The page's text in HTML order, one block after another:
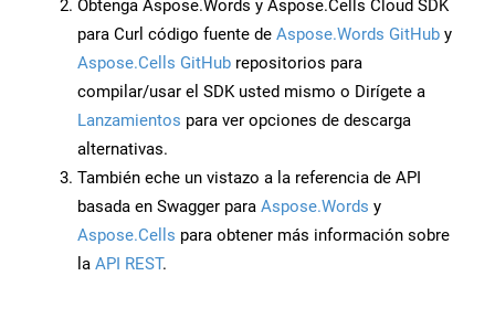
Obtenga Aspose.Words y Aspose.Cells Cloud SDK
para Curl código fuente de Aspose.Words GitHub y
Aspose.Cells GitHub repositorios para
compilar/usar el SDK usted mismo o Dirígete a
Lanzamientos para ver opciones de descarga
alternativas.
También eche un vistazo a la referencia de API
basada en Swagger para Aspose.Words y
Aspose.Cells para obtener más información sobre
la API REST.